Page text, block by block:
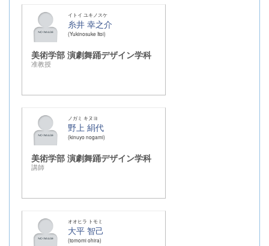
イトイ ユキノスケ
糸井 幸之介
Yukinosuke Itoi
美術学部 演劇舞踊デザイン学科
准教授
ノガミ キヌヨ
野上 絹代
kinuyo nogami
美術学部 演劇舞踊デザイン学科
講師
オオヒラ トモミ
大平 智己
tomomi ohira